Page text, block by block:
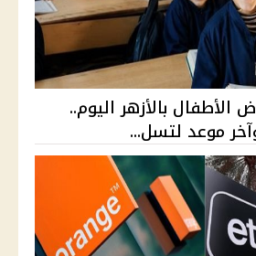
الأطفال بالأزهر اليوم..
موعد لتسل...